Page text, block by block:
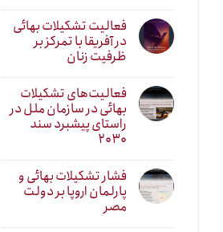
فعالیت تشکیلات بهائی
در آفریقا با تمرکز بر
ظرفیت زنان
فعالیت‌های تشکیلات
بهائی در سازمان ملل در
راستای پیشبرد سند
۲۰۳۰
فشار تشکیلات بهائی و
پارلمان اروپا بر دولت
مصر